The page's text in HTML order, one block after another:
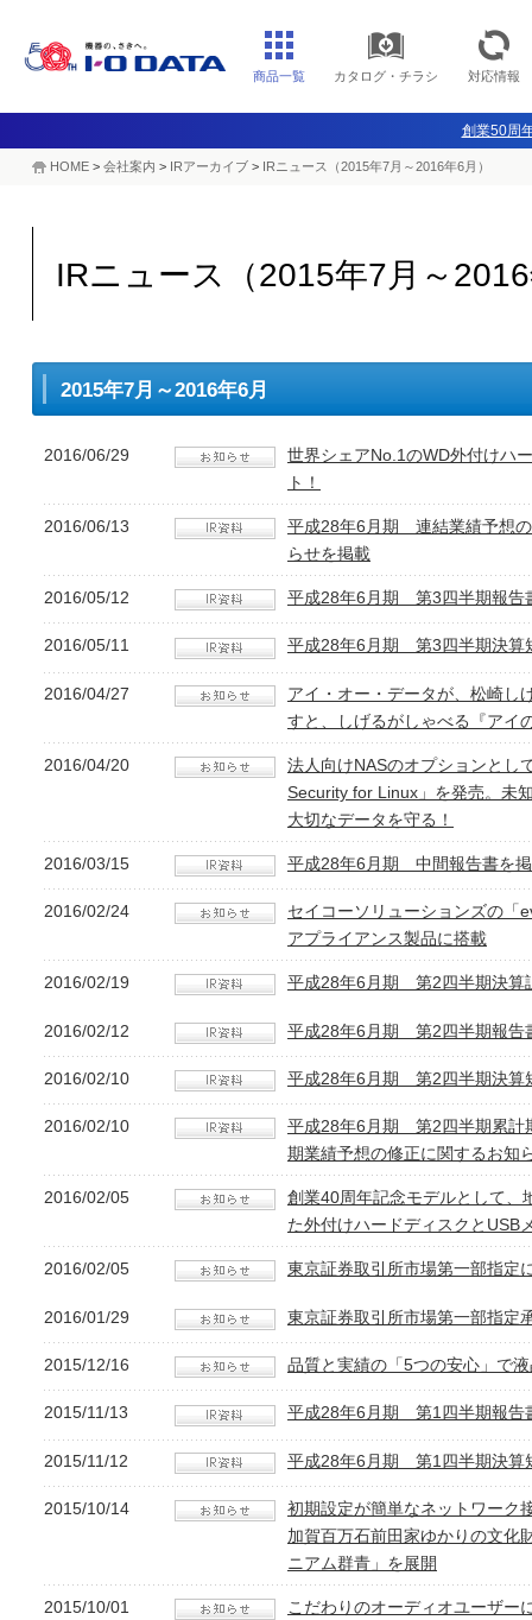
商品一覧 カタログ・チラシ 対応情報
創業50周
HOME > 会社案内 > IRアーカイブ > IRニュース（2015年7月～2016年6月）
IRニュース（2015年7月～
2015年7月～2016年6月
2016/06/29
世界シェアNo.1のWD外付けハ
ト！
2016/06/13
平成28年6月期 連結業績予想
らせを掲載
2016/05/12 平成28年6月期 第3四半期報告
2016/05/11 平成28年6月期 第3四半期決算
2016/04/27
アイ・オー・データが、松崎し
すと、しげるがしゃべる『アイ
2016/04/20
法人向けNASのオプションとし
Security for Linux」を発売。未
大切なデータを守る！
2016/03/15 平成28年6月期 中間報告書を
2016/02/24
セイコーソリューションズの「
アプライアンス製品に搭載
2016/02/19 平成28年6月期 第2四半期決算
2016/02/12 平成28年6月期 第2四半期報告
2016/02/10 平成28年6月期 第2四半期決算
2016/02/10
平成28年6月期 第2四半期累計
期業績予想の修正に関するお知
2016/02/05
創業40周年記念モデルとして、
た外付けハードディスクとUSB
2016/02/05 東京証券取引所市場第一部指定
2016/01/29 東京証券取引所市場第一部指定
2015/12/16 品質と実績の「5つの安心」で
2015/11/13 平成28年6月期 第1四半期報告
2015/11/12 平成28年6月期 第1四半期決算
2015/10/14
初期設定が簡単なネットワーク
加賀百万石前田家ゆかりの文化
ニアム群青」を展開
2015/10/01
こだわりのオーディオユーザー